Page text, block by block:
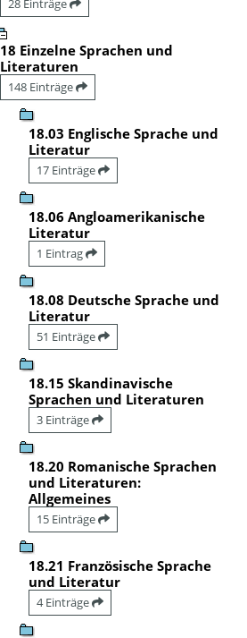
28 Einträge
18 Einzelne Sprachen und
Literaturen
148 Einträge
18.03 Englische Sprache und
Literatur
17 Einträge
18.06 Angloamerikanische
Literatur
1 Eintrag
18.08 Deutsche Sprache und
Literatur
51 Einträge
18.15 Skandinavische
Sprachen und Literaturen
3 Einträge
18.20 Romanische Sprachen
und Literaturen:
Allgemeines
15 Einträge
18.21 Französische Sprache
und Literatur
4 Einträge